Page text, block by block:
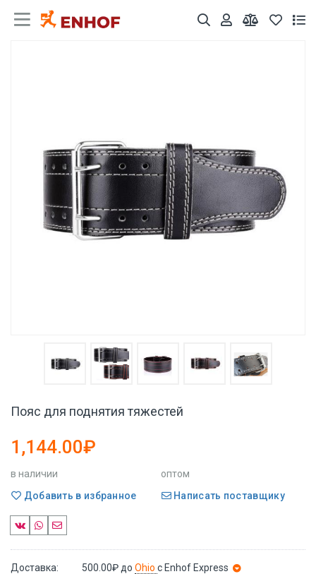
Пояс для поднятия тяжестей
1,144.00₽
в наличии
оптом
Добавить в избранное
Написать поставщику
Доставка: 500.00₽ до Ohio с Enhof Express